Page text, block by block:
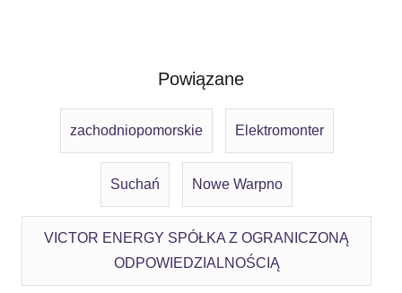
Powiązane
zachodniopomorskie Elektromonter
Suchań Nowe Warpno
VICTOR ENERGY SPÓŁKA Z OGRANICZONĄ
ODPOWIEDZIALNOŚCIĄ